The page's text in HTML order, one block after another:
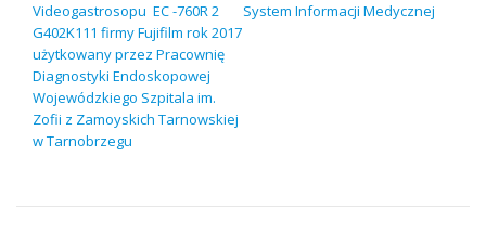
Videogastrosopu EC -760R 2
G402K111 firmy Fujifilm rok 2017
użytkowany przez Pracownię
Diagnostyki Endoskopowej
Wojewódzkiego Szpitala im.
Zofii z Zamoyskich Tarnowskiej
w Tarnobrzegu
System Informacji Medycznej